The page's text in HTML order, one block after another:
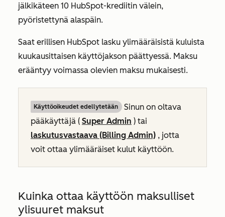
jälkikäteen 10 HubSpot-krediitin välein,
pyöristettynä alaspäin.
Saat erillisen HubSpot lasku ylimääräisistä kuluista
kuukausittaisen käyttöjakson päättyessä. Maksu
erääntyy voimassa olevien maksu mukaisesti.
Käyttöoikeudet edellytetään
Sinun on oltava
pääkäyttäjä ( Super Admin ) tai
laskutusvastaava (Billing Admin) , jotta
voit ottaa ylimääräiset kulut käyttöön.
Kuinka ottaa käyttöön maksulliset
ylisuuret maksut